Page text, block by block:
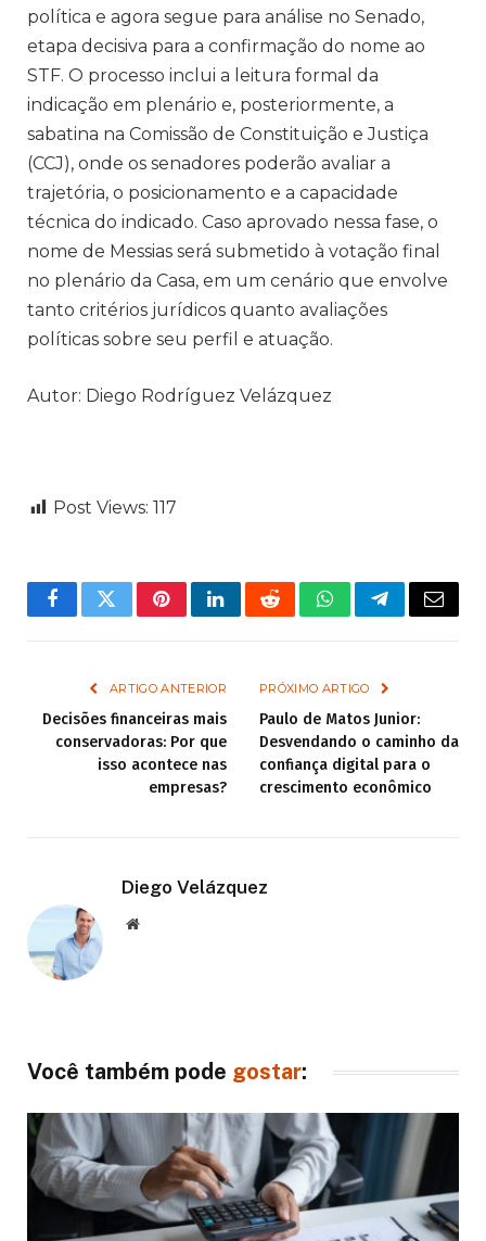
política e agora segue para análise no Senado,
etapa decisiva para a confirmação do nome ao
STF. O processo inclui a leitura formal da
indicação em plenário e, posteriormente, a
sabatina na Comissão de Constituição e Justiça
(CCJ), onde os senadores poderão avaliar a
trajetória, o posicionamento e a capacidade
técnica do indicado. Caso aprovado nessa fase, o
nome de Messias será submetido à votação final
no plenário da Casa, em um cenário que envolve
tanto critérios jurídicos quanto avaliações
políticas sobre seu perfil e atuação.
Autor: Diego Rodríguez Velázquez
Post Views: 117
FacebookTwitterPinterestLinkedInRedditWhatsAppTelegramEmail
ARTIGO ANTERIOR
Decisões financeiras mais
conservadoras: Por que
isso acontece nas
empresas?
PRÓXIMO ARTIGO
Paulo de Matos Junior:
Desvendando o caminho da
confiança digital para o
crescimento econômico
Diego Velázquez
Website
Você também pode gostar: